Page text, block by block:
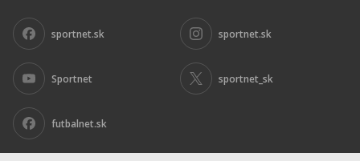
sportnet.sk sportnet.sk
Sportnet sportnet_sk
futbalnet.sk